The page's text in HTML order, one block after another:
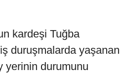
kardeşi Tuğba
duruşmalarda yaşanan
yerinin durumunu